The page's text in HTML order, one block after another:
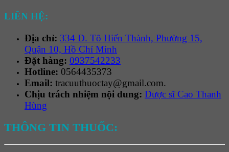
LIÊN HỆ:
Địa chỉ: 334 Đ. Tô Hiến Thành, Phường 15,
Quận 10, Hồ Chí Minh
Đặt hàng: 0937542233
Hotline: 0564435373
Email: tracuuthuoctay@gmail.com.
Chịu trách nhiệm nội dung: Dược sĩ Cao Thanh
Hùng
THÔNG TIN THUỐC: